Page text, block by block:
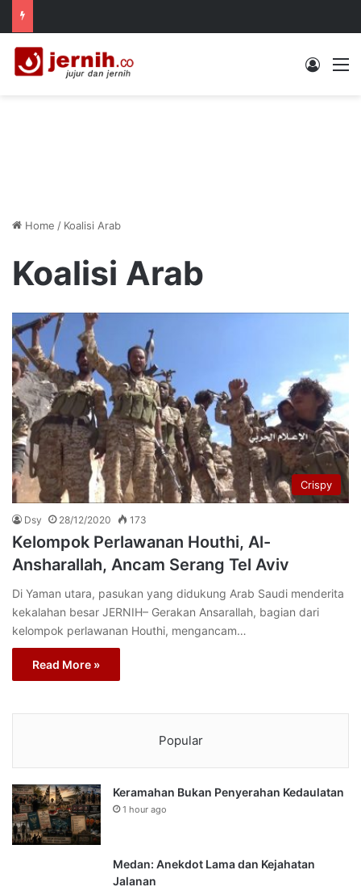
Log In
Home / Koalisi Arab
Koalisi Arab
Crispy
Dsy 28/12/2020 173
Kelompok Perlawanan Houthi, Al-
Ansharallah, Ancam Serang Tel Aviv
Di Yaman utara, pasukan yang didukung Arab Saudi menderita
kekalahan besar JERNIH– Gerakan Ansarallah, bagian dari
kelompok perlawanan Houthi, mengancam…
Read More »
Popular
Keramahan Bukan Penyerahan Kedaulatan
1 hour ago
Medan: Anekdot Lama dan Kejahatan
Jalanan